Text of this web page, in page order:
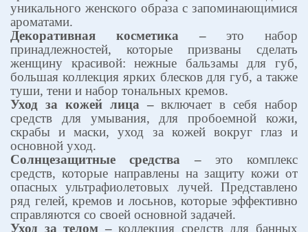
уникального женского образа с запоминающимися
ароматами.
Декоративная косметика –это набор
принадлежностей, которые призваны сделать
женщину красивой: нежные бальзамы для губ,
большая коллекция ярких блесков для губ, а также
туши, тени и набор тональных кремов.
Уход за кожей лица –включает в себя набор
средств для умывания, для пробоемной кожи,
скрабы и маски, уход за кожей вокруг глаз и
основной уход.
Солнцезащитные средства – это комплекс
средств, которые направлены на защиту кожи от
опасных ультрафиолетовых лучей. Представлено
ряд гелей, кремов и лосьнов, которые эффективно
справляются со своей основной задачей.
Уход за телом –коллекция средств для банных